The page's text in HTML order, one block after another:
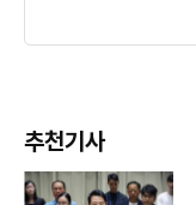
추천기사